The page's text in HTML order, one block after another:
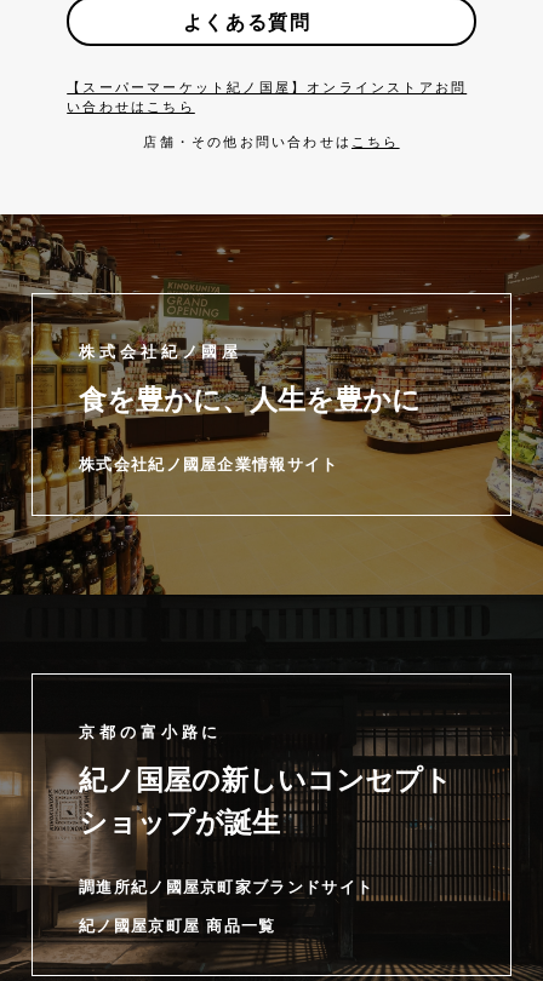
よくある質問
【スーパーマーケット紀ノ国屋】オンラインストアお問
い合わせはこちら
店舗・その他お問い合わせは こちら
株式会社紀ノ國屋
食を豊かに、人生を豊かに
株式会社紀ノ國屋企業情報サイト
京都の富小路に
紀ノ国屋の新しいコンセプト
ショップが誕生
調進所紀ノ國屋京町家ブランドサイト
紀ノ國屋京町屋 商品一覧